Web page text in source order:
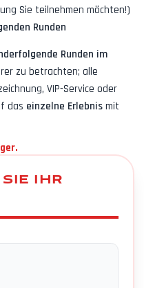
Sie teilnehmen möchten!)
Runden
Runden im
zu betrachten; alle
VIP-Service oder
das einzelne Erlebnis mit
IHR